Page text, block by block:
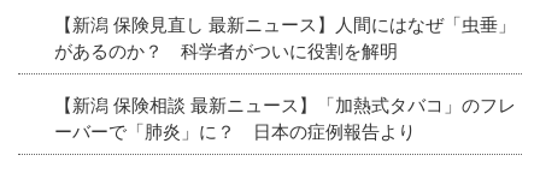
【新潟 保険見直し 最新ニュース】人間にはなぜ「虫垂」
があるのか？ 科学者がついに役割を解明
【新潟 保険相談 最新ニュース】「加熱式タバコ」のフレ
ーバーで「肺炎」に？ 日本の症例報告より